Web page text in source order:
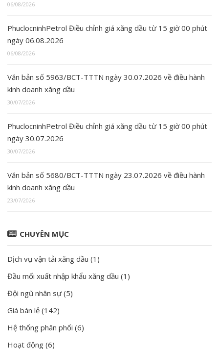
06/08/2026
PhuclocninhPetrol Điều chỉnh giá xăng dầu từ 15 giờ 00 phút
ngày 06.08.2026
06/08/2026
Văn bản số 5963/BCT-TTTN ngày 30.07.2026 về điều hành
kinh doanh xăng dầu
30/07/2026
PhuclocninhPetrol Điều chỉnh giá xăng dầu từ 15 giờ 00 phút
ngày 30.07.2026
30/07/2026
Văn bản số 5680/BCT-TTTN ngày 23.07.2026 về điều hành
kinh doanh xăng dầu
23/07/2026
CHUYÊN MỤC
Dịch vụ vận tải xăng dầu (1)
Đầu mối xuất nhập khẩu xăng dầu (1)
Đội ngũ nhân sự(5)
Giá bán lẻ (142)
Hệ thống phân phối (6)
Hoạt động (6)